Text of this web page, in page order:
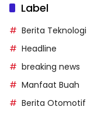
Label
Berita Teknologi
Headline
breaking news
Manfaat Buah
Berita Otomotif